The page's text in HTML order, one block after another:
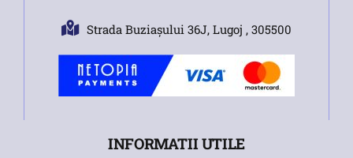
Strada Buziașului 36J, Lugoj , 305500
INFORMATII UTILE